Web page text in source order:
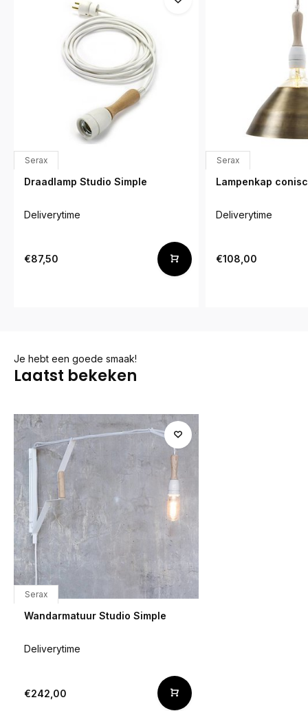
Serax
Draadlamp Studio Simple
Deliverytime
€87,50
Serax
Lampenkap
Deliverytime
€108,00
Je hebt een goede smaak!
Laatst bekeken
Serax
Wandarmatuur Studio Simple
Deliverytime
€242,00